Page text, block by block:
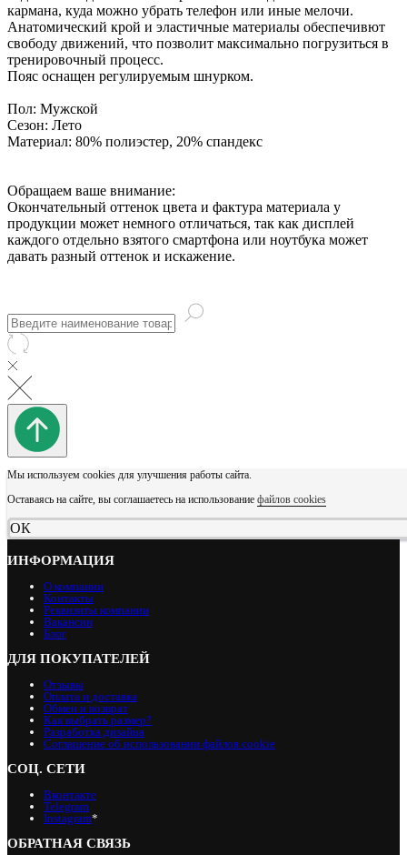
кармана, куда можно убрать телефон или иные мелочи.
Анатомический крой и эластичные материалы обеспечивют
свободу движений, что позволит максимально погрузиться в
тренировочный процесс.
Пояс оснащен регулируемым шнурком.
Пол: Мужской
Сезон: Лето
Материал: 80% полиэстер, 20% спандекс
Обращаем ваше внимание:
Окончательный оттенок цвета и фактура материала у
продукции может немного отличаться, так как дисплей
каждого отдельно взятого смартфона или ноутбука может
давать разный оттенок и искажение.
Мы используем cookies для улучшения работы сайта.
Оставаясь на сайте, вы соглашаетесь на использование файлов cookies
ОК
ИНФОРМАЦИЯ
О компании
Контакты
Реквизиты компании
Вакансии
Блог
ДЛЯ ПОКУПАТЕЛЕЙ
Отзывы
Оплата и доставка
Обмен и возврат
Как выбрать размер?
Разработка дизайна
Соглашение об использовании файлов cookie
СОЦ. СЕТИ
Вконтакте
Telegram
Instagram*
ОБРАТНАЯ СВЯЗЬ